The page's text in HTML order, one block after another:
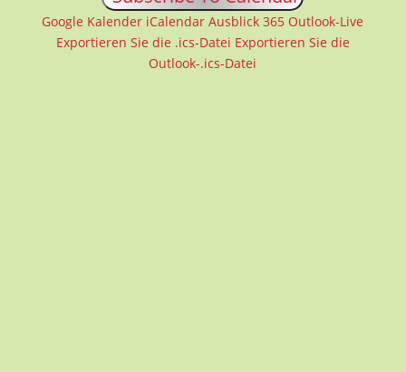
Google Kalender iCalendar Ausblick 365 Outlook-Live
Exportieren Sie die .ics-Datei Exportieren Sie die
Outlook-.ics-Datei